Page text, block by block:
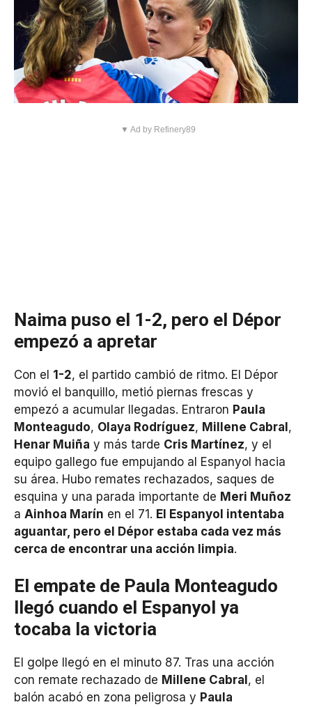
▼ Ad by Refinery89
Naima puso el 1-2, pero el Dépor
empezó a apretar
Con el 1-2, el partido cambió de ritmo. El Dépor
movió el banquillo, metió piernas frescas y
empezó a acumular llegadas. Entraron Paula
Monteagudo, Olaya Rodríguez, Millene Cabral,
Henar Muiña y más tarde Cris Martínez, y el
equipo gallego fue empujando al Espanyol hacia
su área. Hubo remates rechazados, saques de
esquina y una parada importante de Meri Muñoz
a Ainhoa Marín en el 71. El Espanyol intentaba
aguantar, pero el Dépor estaba cada vez más
cerca de encontrar una acción limpia.
El empate de Paula Monteagudo
llegó cuando el Espanyol ya
tocaba la victoria
El golpe llegó en el minuto 87. Tras una acción
con remate rechazado de Millene Cabral , el
balón acabó en zona peligrosa y Paula